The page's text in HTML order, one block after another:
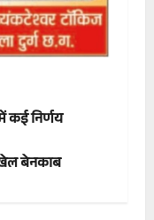
कई निर्णय
बेनकाब